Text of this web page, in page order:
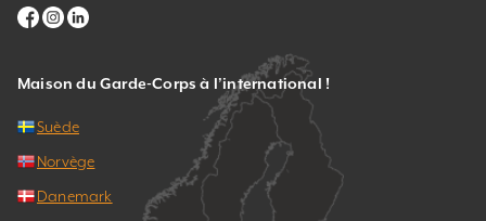
Maison du Garde-Corps à l’international !
Suède
Norvège
Danemark